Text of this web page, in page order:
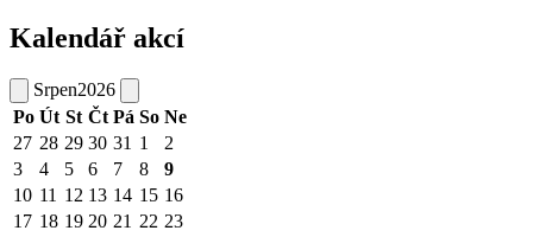
Kalendář akcí
Srpen2026
Po Út St Čt Pá So Ne
27 28 29 30 31 1
2
3
4 5 6 7 8
9
10 11 12 13 14 15 16
17 18 19 20 21 22 23